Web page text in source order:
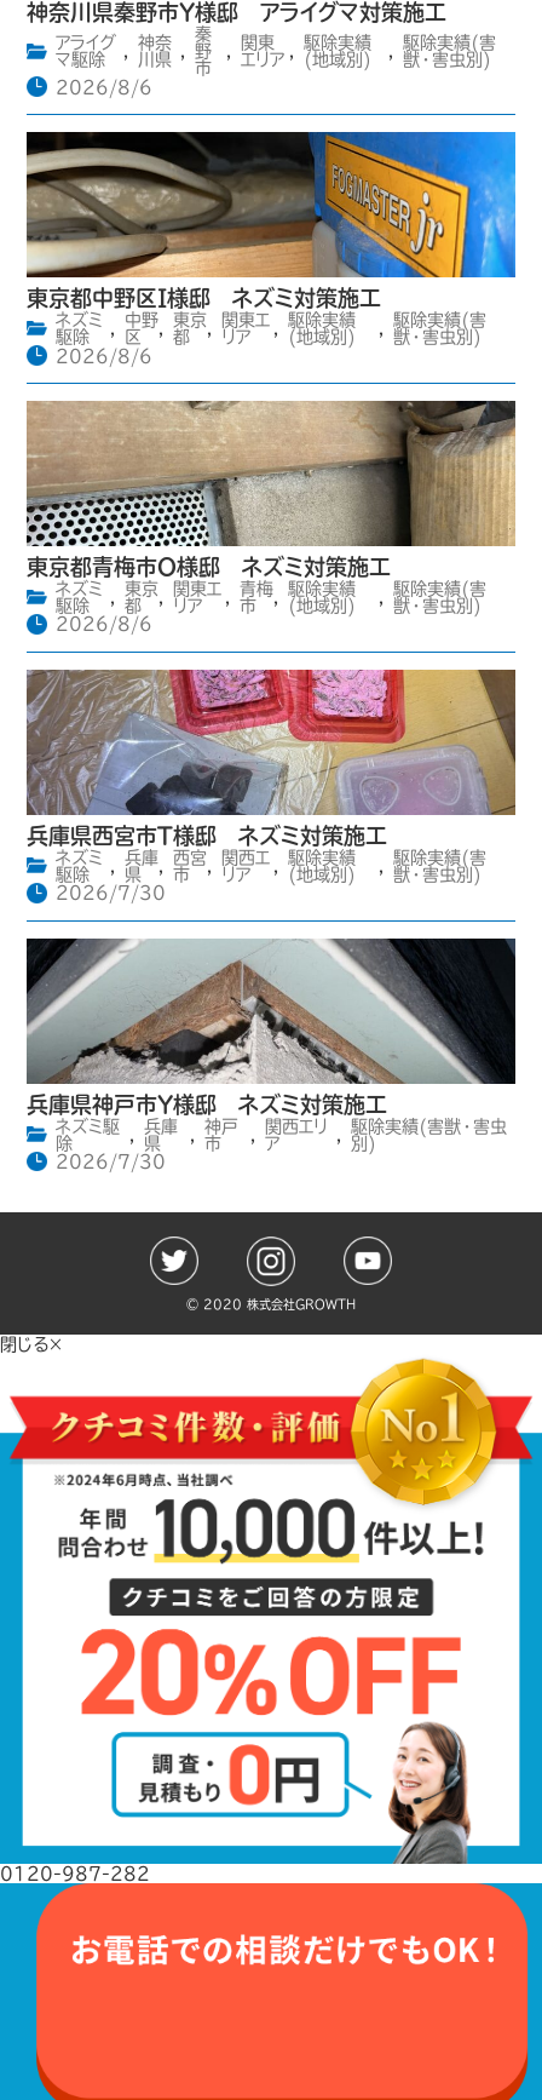
神奈川県秦野市Y様邸 アライグマ対策施工
アライグ
マ駆除
,
神奈
川県 ,
秦
野
市
,
関東
エリア ,
駆除実績
(地域別)
,
駆除実績(害
獣・害虫別)
2026/8/6
東京都中野区I様邸 ネズミ対策施工
ネズミ
駆除
,
中野
区
,
東京
都
,
関東エ
リア
,
駆除実績
(地域別)
,
駆除実績(害
獣・害虫別)
2026/8/6
東京都青梅市O様邸 ネズミ対策施工
ネズミ
駆除
,
東京
都
,
関東エ
リア
,
青梅
市
,
駆除実績
(地域別)
,
駆除実績(害
獣・害虫別)
2026/8/6
兵庫県西宮市T様邸 ネズミ対策施工
ネズミ
駆除
兵庫
県
,
西宮
市
関西エ
リア
駆除実績
(地域別)
駆除実績(害
獣・害虫別)
2026/7/30
兵庫県神戸市Y様邸 ネズミ対策施工
ネズミ駆
除
兵庫
県
神戸
市
関西エリ
ア
駆除実績(害獣・害虫
別)
2026/7/30
©️ 2020 株式会社GROWTH
閉じる×
0120-987-282